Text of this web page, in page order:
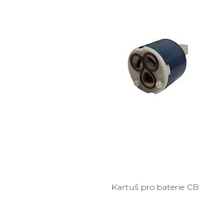
Kartuš pro baterie CB